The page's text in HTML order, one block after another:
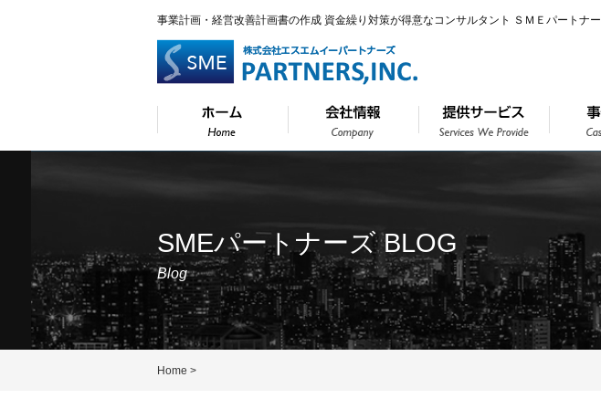
事業計画・経営改善計画書の作成 資金繰り対策が得意なコンサルタント ＳＭＥパートナ
SMEパートナーズ BLOG
Blog
Home >